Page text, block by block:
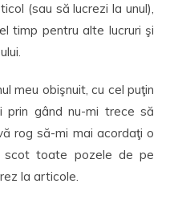
(sau să lucrezi la unul),
timp pentru alte lucruri şi
meu obişnuit, cu cel puţin
prin gând nu-mi trece să
rog să-mi mai acordaţi o
scot toate pozele de pe
la articole.